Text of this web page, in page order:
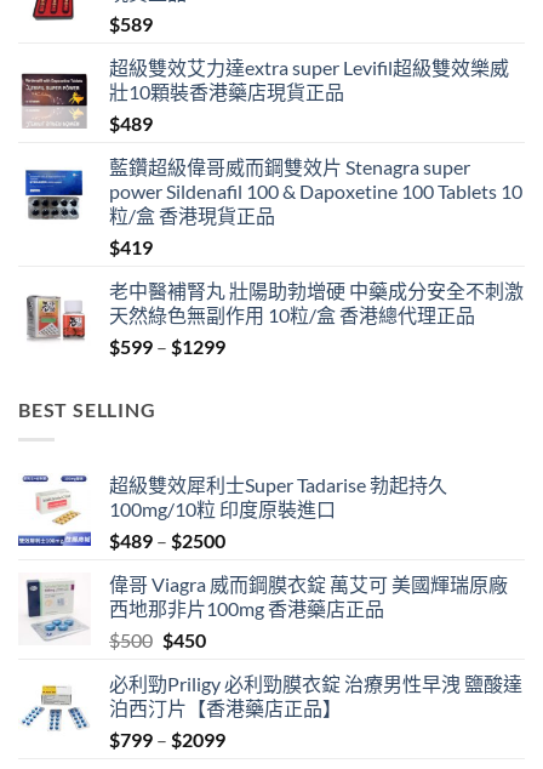
$589
超級雙效艾力達extra super Levifil超級雙效樂威
壯10顆裝香港藥店現貨正品
$489
藍鑽超級偉哥威而鋼雙效片 Stenagra super
power Sildenafil 100 & Dapoxetine 100 Tablets 10
粒/盒 香港現貨正品
$419
老中醫補腎丸 壯陽助勃增硬 中藥成分安全不刺激
天然綠色無副作用 10粒/盒 香港總代理正品
$599 – $1299Price
BEST SELLING
超級雙效犀利士Super Tadarise 勃起持久
100mg/10粒 印度原裝進口
$489 – $2500Price
$489
through
偉哥 Viagra 威而鋼膜衣錠 萬艾可 美國輝瑞原廠
西地那非片100mg 香港藥店正品
$500 Original
was:
$500.
$450Current
is:
$450.
必利勁Priligy 必利勁膜衣錠 治療男性早洩 鹽酸達
泊西汀片【香港藥店正品】
$799 – $2099Price